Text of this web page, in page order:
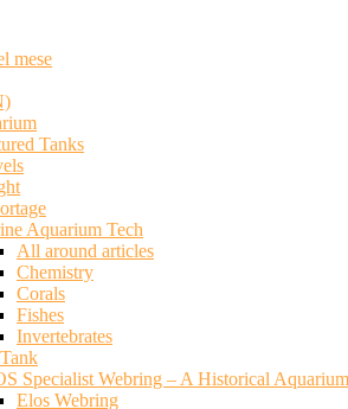
mese
Tanks
Aquarium Tech
All around articles
Chemistry
Corals
Fishes
Invertebrates
Specialist Webring – A Historical
Elos Webring